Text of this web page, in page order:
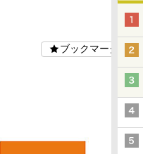
ブックマーク